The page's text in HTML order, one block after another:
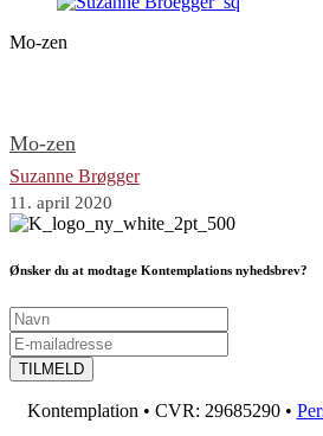
Mo-zen
Mo-zen
Suzanne Brøgger
11. april 2020
Ønsker du at modtage Kontemplations nyhedsbrev?
Kontemplation • CVR: 29685290 •